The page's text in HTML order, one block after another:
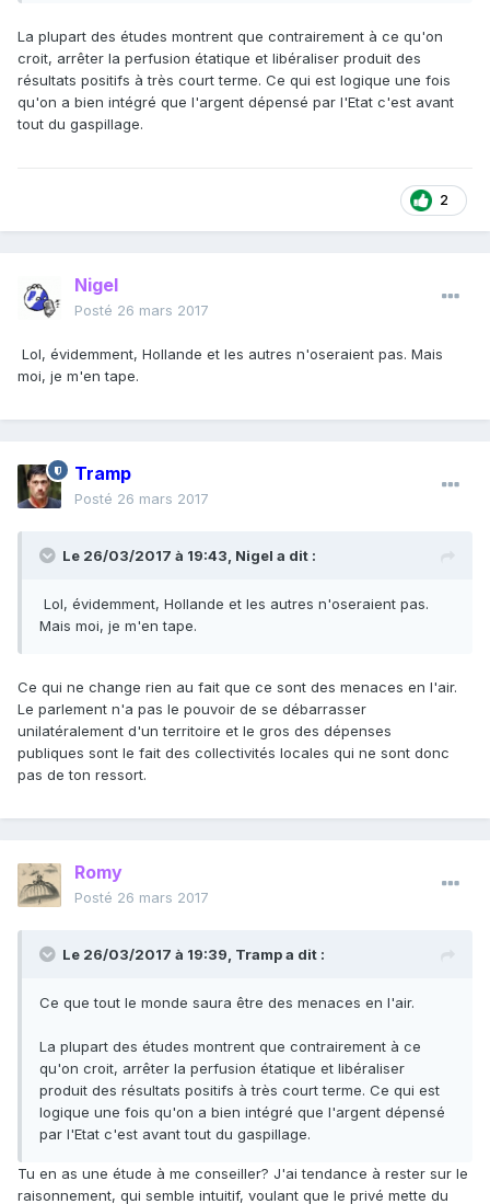
La plupart des études montrent que contrairement à ce qu'on
croit, arrêter la perfusion étatique et libéraliser produit des
résultats positifs à très court terme. Ce qui est logique une fois
qu'on a bien intégré que l'argent dépensé par l'Etat c'est avant
tout du gaspillage.
2
Nigel
Posté 26 mars 2017
Lol, évidemment, Hollande et les autres n'oseraient pas. Mais
moi, je m'en tape.
Tramp
Posté 26 mars 2017
Le 26/03/2017 à 19:43, Nigel a dit :
Lol, évidemment, Hollande et les autres n'oseraient pas.
Mais moi, je m'en tape.
Ce qui ne change rien au fait que ce sont des menaces en l'air.
Le parlement n'a pas le pouvoir de se débarrasser
unilatéralement d'un territoire et le gros des dépenses
publiques sont le fait des collectivités locales qui ne sont donc
pas de ton ressort.
Romy
Posté 26 mars 2017
Le 26/03/2017 à 19:39, Trampa dit :
Ce que tout le monde saura être des menaces en l'air.
La plupart des études montrent que contrairement à ce
qu'on croit, arrêter la perfusion étatique et libéraliser
produit des résultats positifs à très court terme. Ce qui est
logique une fois qu'on a bien intégré que l'argent dépensé
par l'Etat c'est avant tout du gaspillage.
Tu en as une étude à me conseiller? J'ai tendance à rester sur le
raisonnement, qui semble intuitif, voulant que le privé mette du